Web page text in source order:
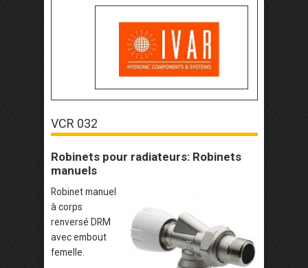
VCR 032
Robinets pour radiateurs: Robinets
manuels
Robinet manuel
à corps
renversé DRM
avec embout
femelle.